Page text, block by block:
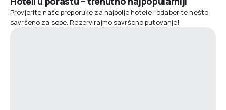
Provjerite naše preporuke za najbolje hotele i odaberite nešto
savršeno za sebe. Rezervirajmo savršeno putovanje!